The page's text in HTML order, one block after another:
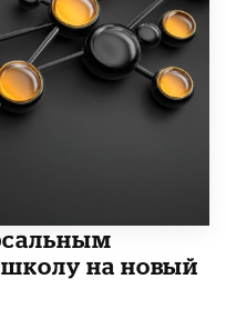
на новый